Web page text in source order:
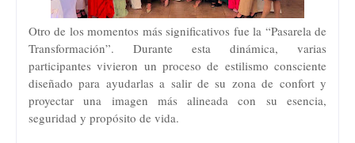
Otro de los momentos más significativos fue la “Pasarela de
Transformación”. Durante esta dinámica, varias
participantes vivieron un proceso de estilismo consciente
diseñado para ayudarlas a salir de su zona de confort y
proyectar una imagen más alineada con su esencia,
seguridad y propósito de vida.